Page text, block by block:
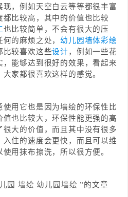
，例如天空白云等等都很丰富
比较高，其中的价值也比较
也比较简单，不会有很大的压
何的麻烦之处，幼儿园墙体彩绘
比较喜欢这些设计 ，例如一些花
能够达到很好的效果，看起来
家都很喜欢这样的感觉。
用它也是因为墙绘的环保性比
也比较大，环保性能更强的高
很大的价值，而且其中没有很多
住的速度会更快，而且可以维
用抹布擦洗，所以很方便。
园 墙绘 幼儿园墙绘 ”的文章